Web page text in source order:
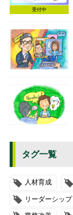
受付中
タグ一覧
人材育成
リーダーシップ